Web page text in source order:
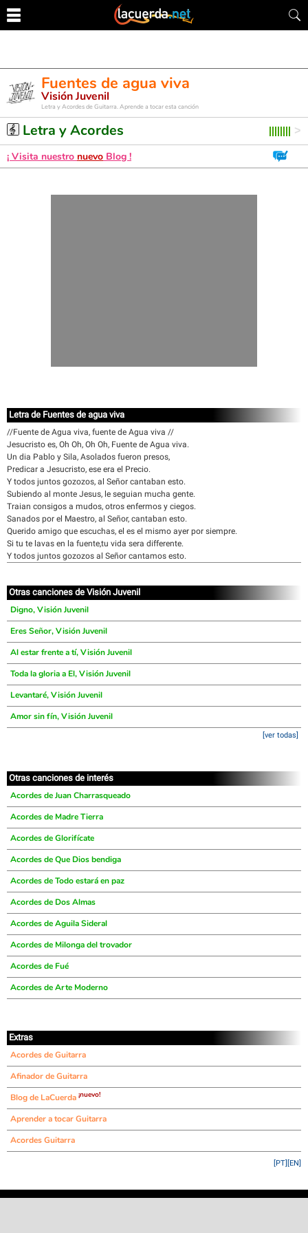
Fuentes de agua viva
Visión Juvenil
Letra y Acordes de Guitarra. Aprende a tocar esta canción
Letra y Acordes
¡ Visita nuestro nuevo Blog !
Letra de Fuentes de agua viva
//Fuente de Agua viva, fuente de Agua viva //
Jesucristo es, Oh Oh, Oh Oh, Fuente de Agua viva.
Un dia Pablo y Sila, Asolados fueron presos,
Predicar a Jesucristo, ese era el Precio.
Y todos juntos gozozos, al Señor cantaban esto.
Subiendo al monte Jesus, le seguian mucha gente.
Traian consigos a mudos, otros enfermos y ciegos.
Sanados por el Maestro, al Señor, cantaban esto.
Querido amigo que escuchas, el es el mismo ayer por siempre.
Si tu te lavas en la fuente,tu vida sera differente.
Y todos juntos gozozos al Señor cantamos esto.
Otras canciones de Visión Juvenil
Digno, Visión Juvenil
Eres Señor, Visión Juvenil
Al estar frente a tí, Visión Juvenil
Toda la gloria a El, Visión Juvenil
Levantaré, Visión Juvenil
Amor sin fín, Visión Juvenil
[ver todas]
Otras canciones de interés
Acordes de Juan Charrasqueado
Acordes de Madre Tierra
Acordes de Glorifícate
Acordes de Que Dios bendiga
Acordes de Todo estará en paz
Acordes de Dos Almas
Acordes de Aguila Sideral
Acordes de Milonga del trovador
Acordes de Fué
Acordes de Arte Moderno
Extras
Acordes de Guitarra
Afinador de Guitarra
Blog de LaCuerda ¡nuevo!
Aprender a tocar Guitarra
Acordes Guitarra
[EN]
[PT]